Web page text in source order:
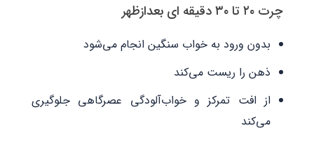
چرت ۲۰ تا ۳۰ دقیقه ‌ای بعدازظهر
بدون ورود به خواب سنگین انجام می‌شود
ذهن را ریست می‌کند
از افت تمرکز و خواب‌آلودگی عصرگاهی جلوگیری
می‌کند